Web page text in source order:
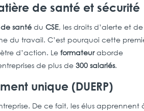
de santé et sécurité
de santé duCSE, les droits d’alerte et de
du travail. C’est pourquoi cette
d’action. Leformateuraborde
de plus de300 salariés.
unique (DUERP)
De ce fait, les élus apprennent